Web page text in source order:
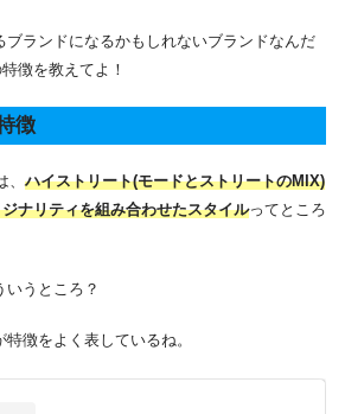
ブランドになるかもしれないブランドなんだ
徴を教えてよ！
徴
ハイストリート(モードとストリートのMIX)
ナリティを組み合わせたスタイルってところ
いうところ？
徴をよく表しているね。